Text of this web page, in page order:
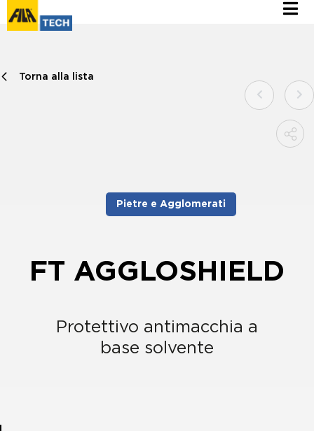
Torna alla lista
Pietre e Agglomerati
FT AGGLOSHIELD
Protettivo antimacchia a
base solvente